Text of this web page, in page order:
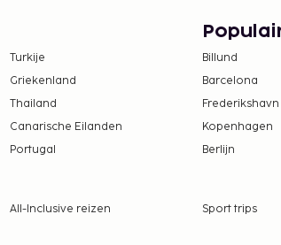
zijn mogelijk
meenemen
de sectie 'Kosten'). De
in de
Turkije
Griekenland
Thailand
Canarische Eilanden
Portugal
Billund
Barcelona
Frederikshavn
Kopenhagen
Berlijn
All-Inclusive reizen Sport trips